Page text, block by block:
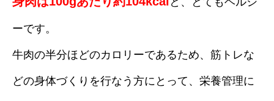
ーです。
牛肉の半分ほどのカロリーであるため、筋トレな
どの身体づくりを行なう方にとって、栄養管理に